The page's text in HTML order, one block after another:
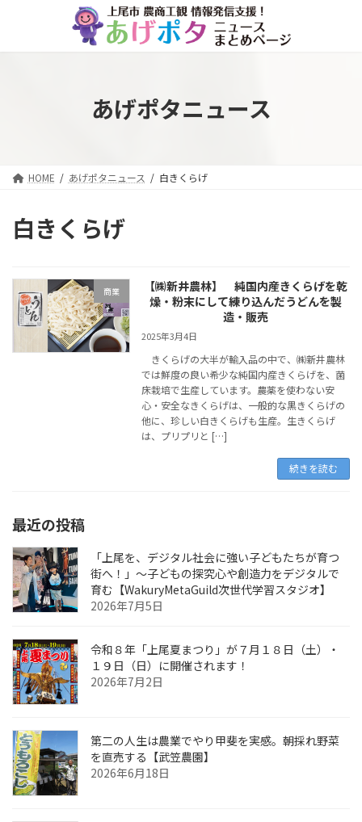
ン
ー
あげポタニュース
HOME あげポタニュース 白きくらげ
白きくらげ
商業
【㈱新井農林】 純国内産きくらげを乾
燥・粉末にして練り込んだうどんを製
造・販売
2025年3月4日
きくらげの大半が輸入品の中で、㈱新井農林
では鮮度の良い希少な純国内産きくらげを、菌
床栽培で生産しています。農薬を使わない安
心・安全なきくらげは、一般的な黒きくらげの
他に、珍しい白きくらげも生産。生きくらげ
は、プリプリと […]
続きを読む
最近の投稿
「上尾を、デジタル社会に強い子どもたちが育つ
街へ！」〜子どもの探究心や創造力をデジタルで
育む【WakuryMetaGuild次世代学習スタジオ】
2026年7月5日
令和８年「上尾夏まつり」が７月１８日（土）・
１９日（日）に開催されます！
2026年7月2日
第二の人生は農業でやり甲斐を実感。朝採れ野菜
を直売する【武笠農園】
2026年6月18日